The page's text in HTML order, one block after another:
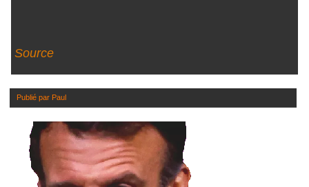
Source
Publié par Paul